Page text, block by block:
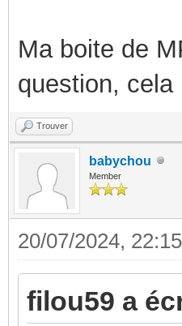
- name:
Ma boite de
question,
Trouver
babychou
Member
20/07/2024,
filou59 a